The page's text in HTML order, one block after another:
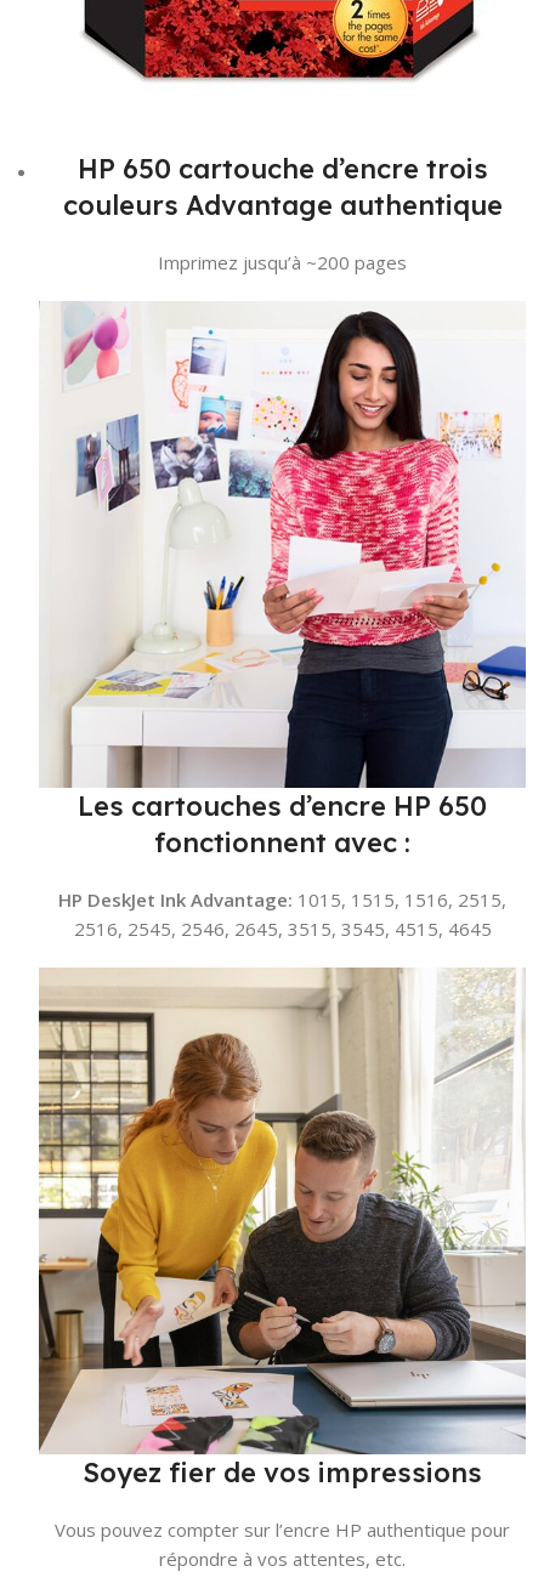
HP 650 cartouche d’encre trois
couleurs Advantage authentique
Imprimez jusqu’à ~200 pages
Les cartouches d’encre HP 650
fonctionnent avec :
HP DeskJet Ink Advantage: 1015, 1515, 1516, 2515,
2516, 2545, 2546, 2645, 3515, 3545, 4515, 4645
Soyez fier de vos impressions
Vous pouvez compter sur l’encre HP authentique pour
répondre à vos attentes, etc.